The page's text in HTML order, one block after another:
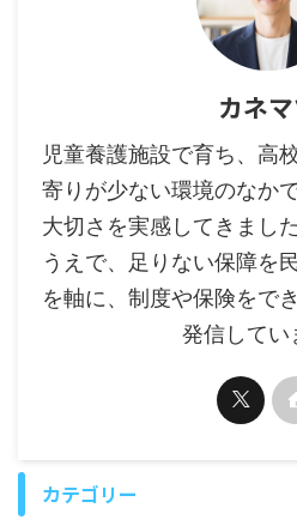
カネ
児童養護施設で育ち、高
寄りが少ない環境のなか
大切さを実感してきまし
うえで、足りない保障を
を軸に、制度や保険をで
発信してい
カテゴリー